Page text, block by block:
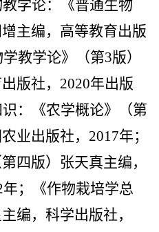
学论：《普通生物
主编，高等教育出版
教学论》（第3版）
版社，2020年出版
：
《农学概论》（第
业出版社， 2017年；
第四版） 张天真主编，
年；《作物栽培学总
编，科学出版社，